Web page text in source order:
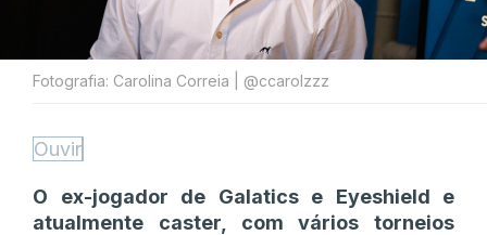
Fotografia: Carolina Correia | @ccarolzzz
Ouvir
O ex-jogador de Galatics e Eyeshield e
atualmente caster, com vários torneios